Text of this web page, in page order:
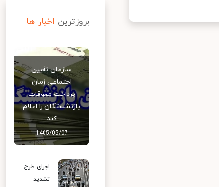
بروزترین اخبار ها
سازمان تأمین
اجتماعی زمان
پرداخت معوقات
بازنشستگان را اعلام
کند
1405/05/07
اجرای طرح
تشدید